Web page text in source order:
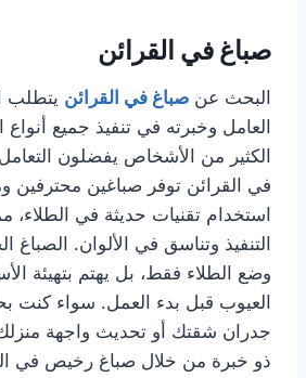
صباغ في القرائن
البحث عن صباغ في القرائن يتطلب
العامل وخبرته في تنفيذ جميع أنواع
الكثير من الأشخاص يفضلون
في القرائن توفر صباغين محترفين
استخدام تقنيات حديثة في
التنفيذ وتناسق في الألوان. الصباغ
وضع الطلاء فقط، بل يهتم بتهيئة
العيوب قبل بدء العمل. سواء كنت
جدران شقتك أو تحديث واجهة
ذو خبرة من خلال صباغ رخيص في